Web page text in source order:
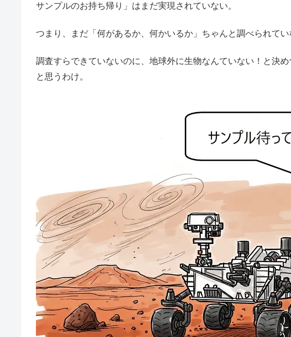
サンプルのお持ち帰り」はまだ実現されていない。
つまり、まだ「何があるか、何かいるか」ちゃんと調べられてい
調査すらできていないのに、地球外に生物なんていない！と決
と思うわけ。